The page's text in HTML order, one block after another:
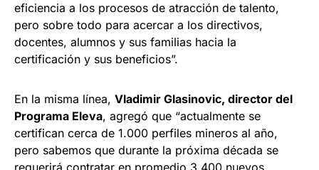
eficiencia a los procesos de atracción de talento,
pero sobre todo para acercar a los directivos,
docentes, alumnos y sus familias hacia la
certificación y sus beneficios”.
En la misma línea, Vladimir Glasinovic, director del
Programa Eleva, agregó que “actualmente se
certifican cerca de 1.000 perfiles mineros al año,
pero sabemos que durante la próxima década se